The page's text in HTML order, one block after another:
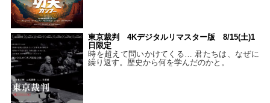
東京裁判 4Kデジタルリマスター版 8/15(土)1
日限定
時を超えて問いかけてくる… 君たちは、なぜに
繰り返す。歴史から何を学んだのかと。